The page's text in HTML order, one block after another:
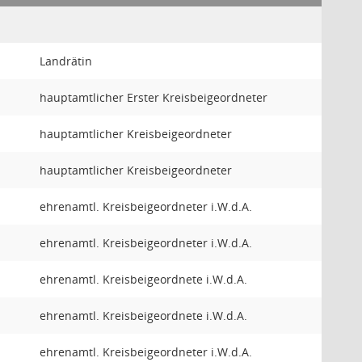
Landrätin
hauptamtlicher Erster Kreisbeigeordneter
hauptamtlicher Kreisbeigeordneter
hauptamtlicher Kreisbeigeordneter
ehrenamtl. Kreisbeigeordneter i.W.d.A.
ehrenamtl. Kreisbeigeordneter i.W.d.A.
ehrenamtl. Kreisbeigeordnete i.W.d.A.
ehrenamtl. Kreisbeigeordnete i.W.d.A.
ehrenamtl. Kreisbeigeordneter i.W.d.A.